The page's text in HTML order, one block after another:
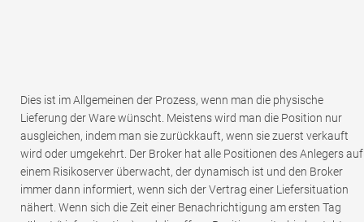
Dies ist im Allgemeinen der Prozess, wenn man die physische
Lieferung der Ware wünscht. Meistens wird man die Position nur
ausgleichen, indem man sie zurückkauft, wenn sie zuerst verkauft
wird oder umgekehrt. Der Broker hat alle Positionen des Anlegers auf
einem Risikoserver überwacht, der dynamisch ist und den Broker
immer dann informiert, wenn sich der Vertrag einer Liefersituation
nähert. Wenn sich die Zeit einer Benachrichtigung am ersten Tag